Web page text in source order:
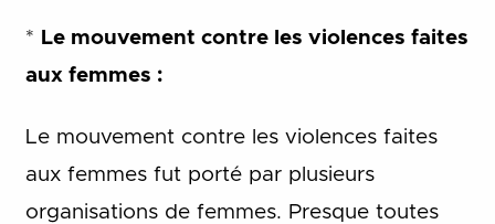
* Le mouvement contre les violences faites
aux femmes :
Le mouvement contre les violences faites
aux femmes fut porté par plusieurs
organisations de femmes. Presque toutes